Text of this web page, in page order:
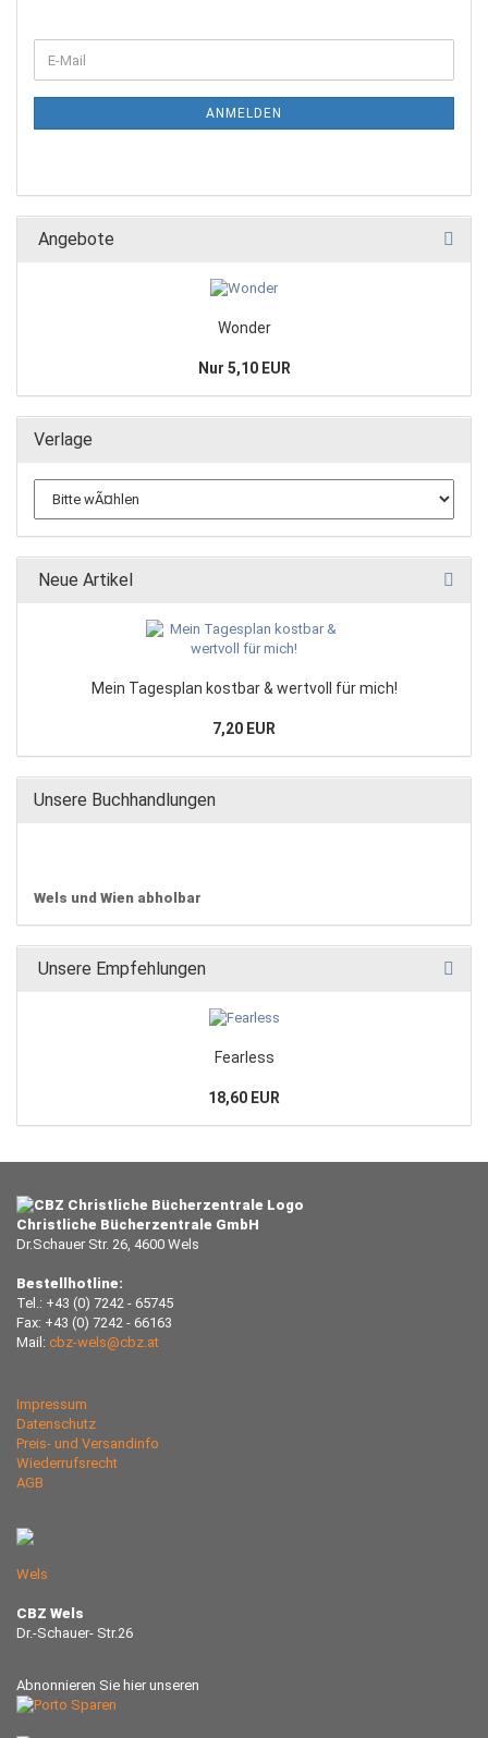
ANMELDEN
Angebote
Wonder
Nur 5,10 EUR
Verlage
Neue Artikel
Mein Tagesplan kostbar & wertvoll für mich!
7,20 EUR
Unsere Buchhandlungen
Wels und Wien abholbar
Unsere Empfehlungen
Fearless
18,60 EUR
Christliche Bücherzentrale GmbH
Dr.Schauer Str. 26, 4600 Wels
Bestellhotline:
Tel.: +43 (0) 7242 - 65745
Fax: +43 (0) 7242 - 66163
Mail: cbz-wels@cbz.at
Impressum
Datenschutz
Preis- und Versandinfo
Wiederrufsrecht
AGB
Wels
CBZ Wels
Dr.-Schauer- Str.26
Abnonnieren Sie hier unseren